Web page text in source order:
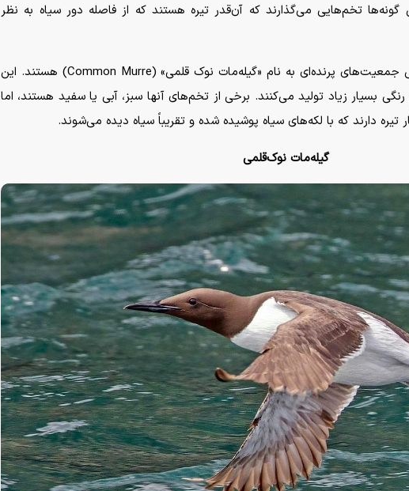
گونه‌ها تخم‌هایی می‌گذارند که آن‌قدر تیره هستند که از فاصله دور سیاه به نظر
یکی از مشهورترین نمونه‌ها، برخی جمعیت‌های پرنده‌ای به نام «گیله‌مات نوک قلمی» (Common Murre) هستند. این
بسیار زیاد تولید می‌کنند. برخی از تخم‌های آنها سبز، آبی یا سفید هستند، اما
دارند که با لکه‌های سیاه پوشیده شده و تقریباً سیاه دیده می‌شوند.
گیله‌مات نوک‌قلمی